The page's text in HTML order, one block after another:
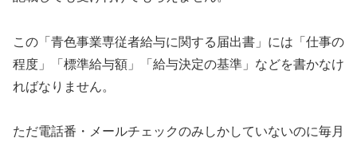
この「青色事業専従者給与に関する届出書」には「仕事の
程度」「標準給与額」「給与決定の基準」などを書かなけ
ればなりません。
ただ電話番・メールチェックのみしかしていないのに毎月